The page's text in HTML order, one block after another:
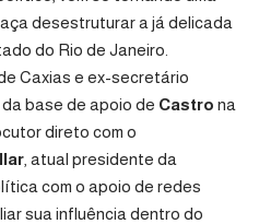
desestruturar a já delicada
do Rio de Janeiro.
Caxias e ex-secretário
base de apoio de Castro na
direto com o
, atual presidente da
com o apoio de redes
sua influência dentro do